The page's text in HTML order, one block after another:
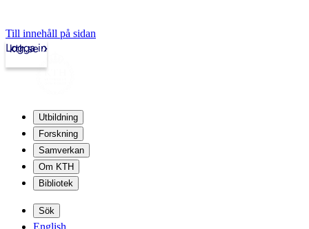
Till innehåll på sidan
kth.se
Logga in
Utbildning
Forskning
Samverkan
Om KTH
Bibliotek
Sök
English